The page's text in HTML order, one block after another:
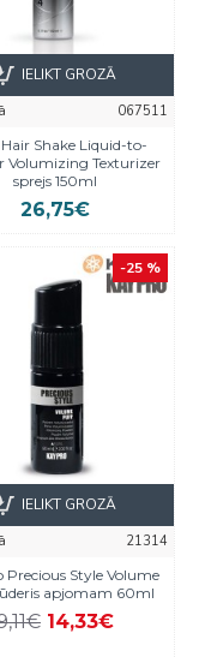
067511
Shake Liquid-to-
Volumizing Texturizer
sprejs 150ml
26,75€
IELIKT GROZĀ
-25 %
21314
Precious Style Volume
apjomam 60ml
14,33€
IELIKT GROZĀ